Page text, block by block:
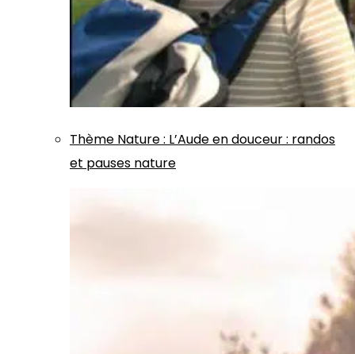
Thème Nature: L’Aude en douceur : randos
et pauses nature